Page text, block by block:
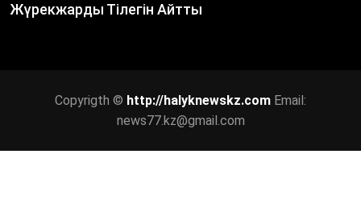
Жүрекжарды Тілегін Айтты
Copyrigth © http://halyknewskz.com Email:
news77.kz@gmail.com